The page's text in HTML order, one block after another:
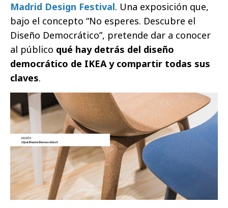
Madrid Design Festival. Una exposición que,
bajo el concepto “No esperes. Descubre el
Diseño Democrático”, pretende dar a conocer
al público qué hay detrás del diseño
democrático de IKEA y compartir todas sus
claves.